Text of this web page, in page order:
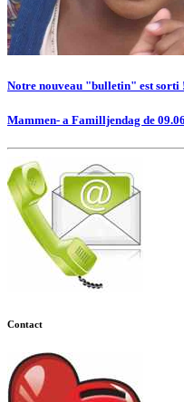
Notre nouveau "bulletin" est sorti !
Mammen- a Familljendag de
Contact